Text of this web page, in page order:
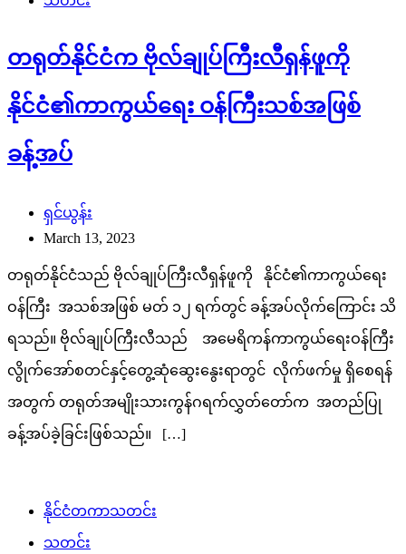
တရုတ်နိုင်ငံက ဗိုလ်ချုပ်ကြီးလီရှန်ဖူကို
နိုင်ငံ၏ကာကွယ်ရေး ဝန်ကြီးသစ်အဖြစ်
ခန့်အပ်
ရှင်ယွန်း
March 13, 2023
တရုတ်နိုင်ငံသည် ဗိုလ်ချုပ်ကြီးလီရှန်ဖူကို နိုင်ငံ၏ကာကွယ်ရေး
ဝန်ကြီး အသစ်အဖြစ် မတ် ၁၂ ရက်တွင် ခန့်အပ်လိုက်ကြောင်း သိ
ရသည်။ ဗိုလ်ချုပ်ကြီးလီသည် အမေရိကန်ကာကွယ်ရေးဝန်ကြီး
လွိုက်အော်စတင်နှင့်တွေ့ဆုံဆွေးနွေးရာတွင် လိုက်ဖက်မှု ရှိစေရန်
အတွက် တရုတ်အမျိုးသားကွန်ဂရက်လွှတ်တော်က အတည်ပြု
ခန့်အပ်ခဲ့ခြင်းဖြစ်သည်။ […]
နိုင်ငံတကာသတင်း
သတင်း